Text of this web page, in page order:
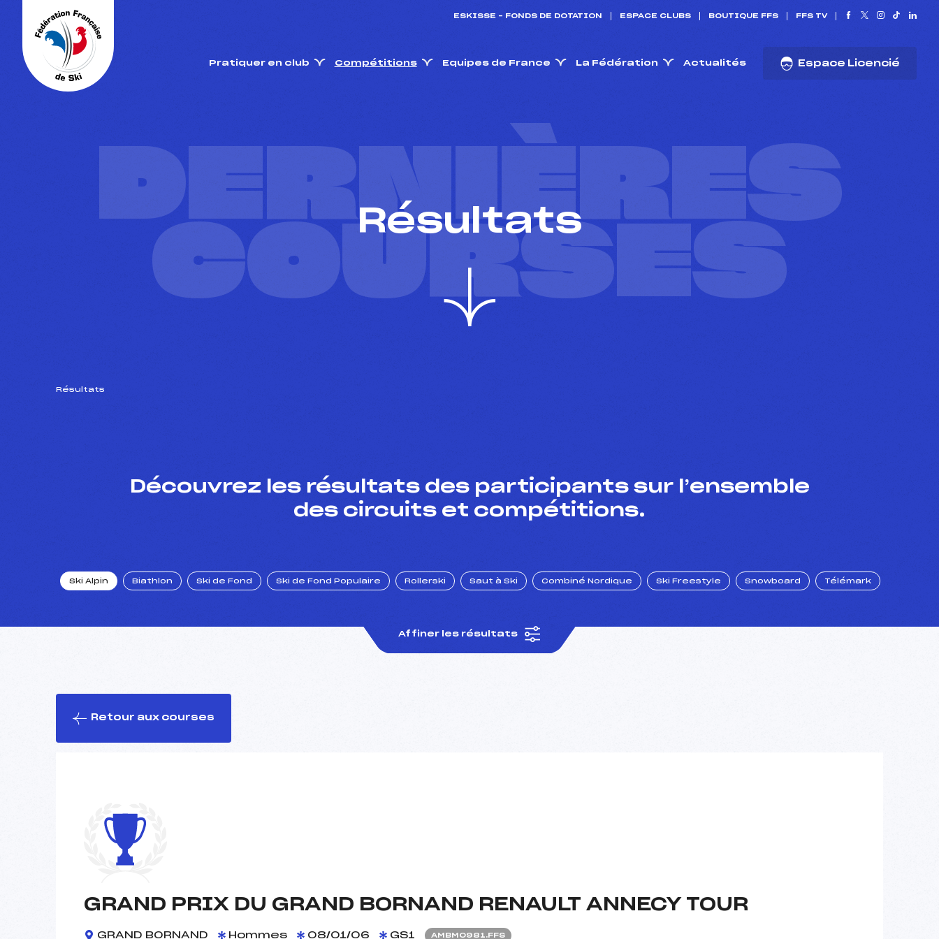
ESKISSE – FONDS DE DOTATION ESPACE CLUBS BOUTIQUE FFS FFS TV
Pratiquer en club Compétitions Equipes de France La Fédération Actualités Espace Licencié
DERNIÈRES
COURSES
Résultats
Résultats
Découvrez les résultats des participants sur l’ensemble
des circuits et compétitions.
Ski Alpin Biathlon Ski de Fond Ski de Fond Populaire Rollerski Saut à Ski Combiné Nordique Ski Freestyle Snowboard Télémark
Affiner les résultats
Retour aux courses
GRAND PRIX DU GRAND BORNAND RENAULT ANNECY TOUR
GRAND BORNAND Hommes 08/01/06 GS1 AMBM0981.FFS